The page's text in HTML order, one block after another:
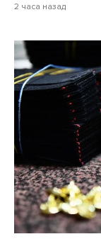
2 часа назад